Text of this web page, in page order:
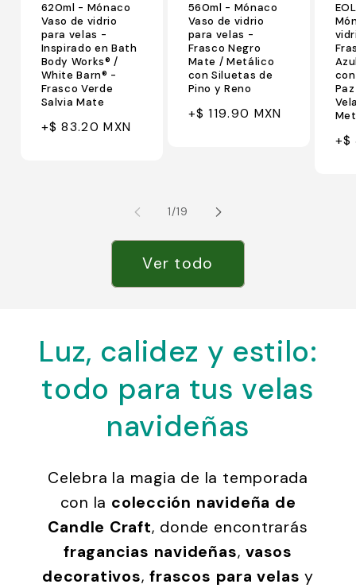
620ml - Mónaco
Vaso de vidrio
para velas -
Inspirado en Bath
Body Works® /
White Barn® -
Frasco Verde
Salvia Mate
Precio
Precio
+$ 83.20 MXN
560ml - Mónaco
Vaso de vidrio
para velas -
Frasco Negro
Mate / Metálico
con Siluetas de
Pino y Reno
Precio
Precio
+$ 119.90 MXN
+$
1/de
19
Ver todo
Luz, calidez y estilo:
todo para tus velas
navideñas
Celebra la magia de la temporada
con la colección navideña de
Candle Craft, donde encontrarás
fragancias navideñas,vasos
decorativos,frascos para velas y